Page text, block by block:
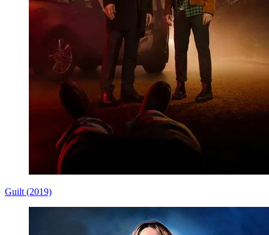
Guilt (2019)